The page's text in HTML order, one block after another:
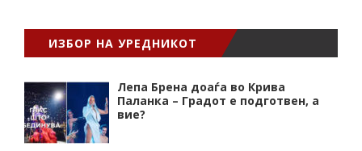
ИЗБОР НА УРЕДНИКОТ
Лепа Брена доаѓа во Крива
Паланка – Градот е подготвен, а
вие?